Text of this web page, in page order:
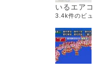
いるエア
3.4k件のビ